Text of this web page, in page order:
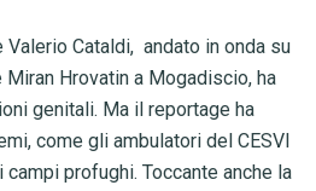
Cataldi, andato in onda su
Hrovatin a Mogadiscio, ha
genitali. Ma il reportage ha
come gli ambulatori del CESVI
profughi. Toccante anche la